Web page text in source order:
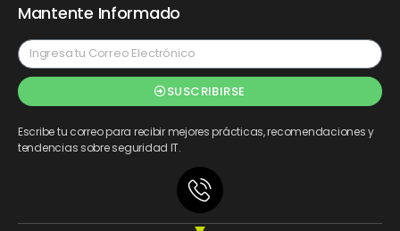
Mantente Informado
SUSCRIBIRSE
Escribe tu correo para recibir mejores prácticas, recomendaciones y
tendencias sobre seguridad IT.